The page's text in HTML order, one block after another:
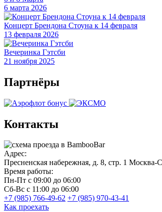
6 марта 2026
Концерт Брендона Стоуна к 14 февраля
13 февраля 2026
Вечеринка Гэтсби
21 ноября 2025
Партнёры
Контакты
Адрес:
Пресненская набережная, д. 8, стр. 1 Москва-
Время работы:
Пн-Пт с 09:00 до 06:00
Сб-Вс с 11:00 до 06:00
+7 (985) 766-49-62 +7 (985) 970-43-41
Как проехать